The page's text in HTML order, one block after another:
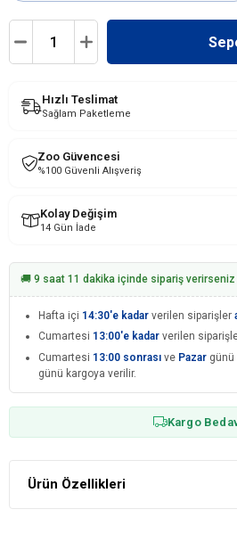
Hızlı Teslimat
Sağlam Paketleme
Zoo Güvencesi
%100 Güvenli Alışveriş
Kolay Değişim
14 Gün İade
🚚 9 saat 11 dakika içinde sipariş verirseniz
Hafta içi 14:30'e kadar verilen siparişler
Cumartesi 13:00'e kadar verilen
Cumartesi 13:00 sonrası ve Pazar günü
günü kargoya verilir.
Kargo
Ürün Özellikleri